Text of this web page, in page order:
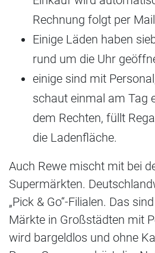
Rechnung folgt per
Einige Läden haben
rund um die Uhr
einige sind mit
schaut einmal am Tag
dem Rechten, füllt
die Ladenfläche.
Auch Rewe mischt mit bei
Supermärkten.
„Pick & Go“-Filialen. Das
Märkte in Großstädten mit
wird bargeldlos und ohne